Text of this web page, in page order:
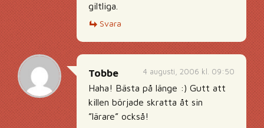
giltliga.
Svara
4 augusti, 2006 kl. 09:50
Tobbe
Haha! Bästa på länge :) Gutt att
killen började skratta åt sin
”lärare” också!